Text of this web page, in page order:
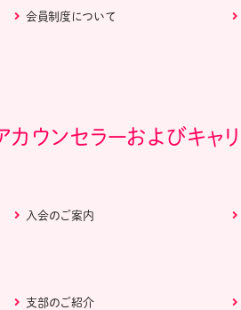
会員制度について
カウンセラーおよびキャ
入会のご案内
支部のご紹介